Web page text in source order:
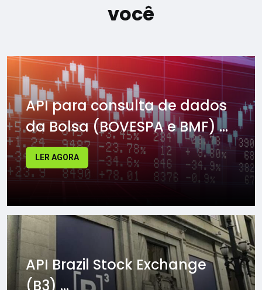
você
API para consulta de dados
da Bolsa (BOVESPA e BMF) ...
LER AGORA
API Brazil Stock Exchange
(B3) ...